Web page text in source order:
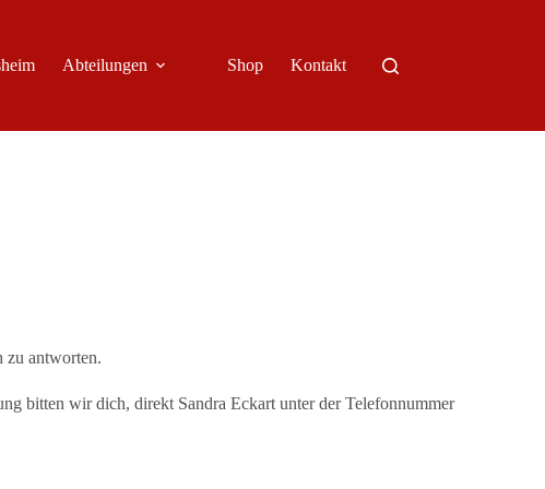
Abteilungen Shop Kontakt
zu antworten.
bitten wir dich, direkt Sandra Eckart unter der Telefonnummer